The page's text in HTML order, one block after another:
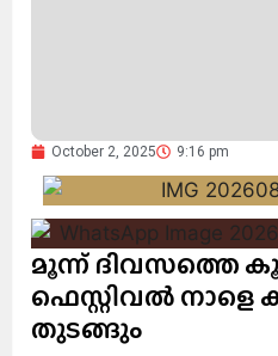
October 2, 2025 9:16 pm
മൂന്ന് ദിവസത്തെ
ഫെസ്റ്റിവൽ നാളെ
തുടങ്ങും